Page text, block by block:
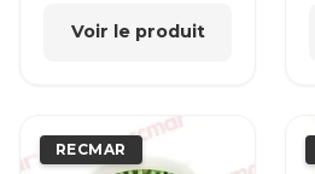
Voir le produit
RECMAR